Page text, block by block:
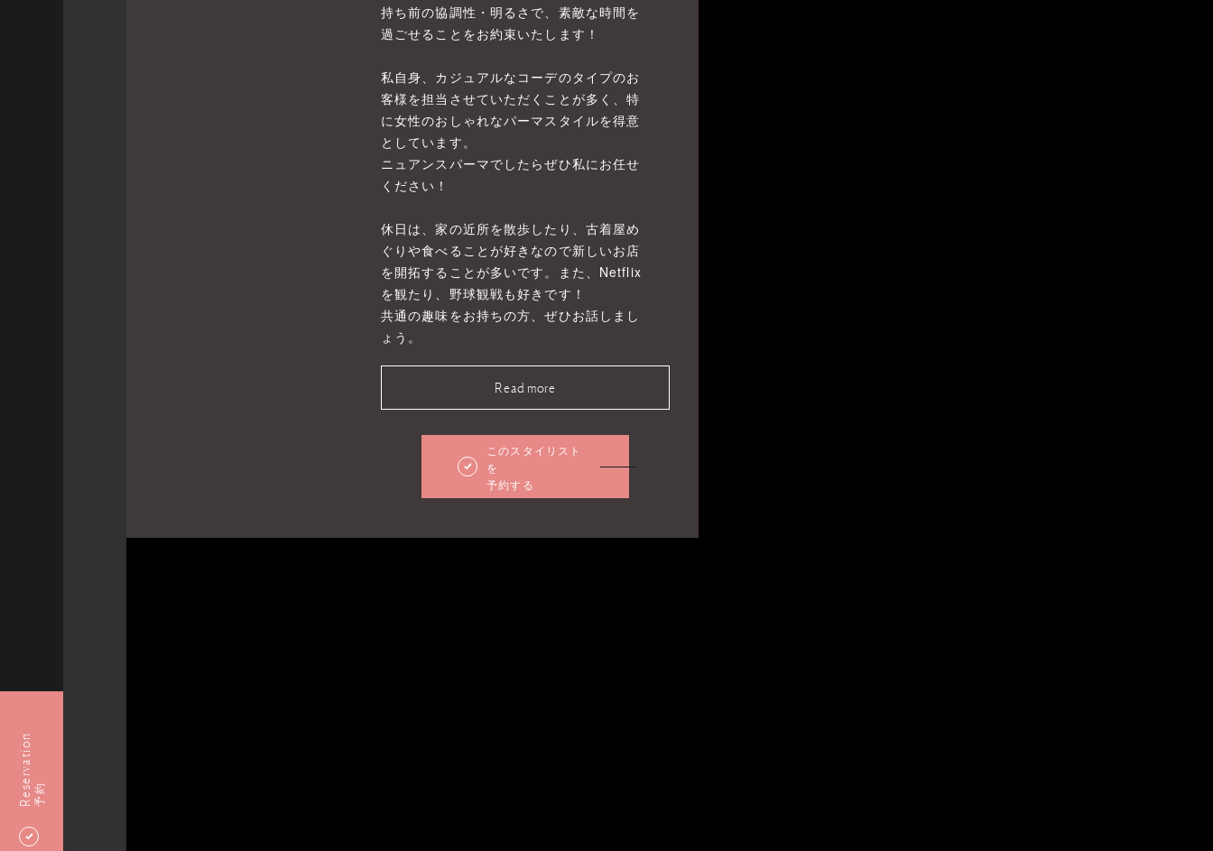
Reservation予約
持ち前の協調性・明るさで、素敵な時間を
過ごせることをお約束いたします！
私自身、カジュアルなコーデのタイプのお
客様を担当させていただくことが多く、特
に女性のおしゃれなパーマスタイルを得意
としています。
ニュアンスパーマでしたらぜひ私にお任せ
ください！
休日は、家の近所を散歩したり、古着屋め
ぐりや食べることが好きなので新しいお店
を開拓することが多いです。また、Netflix
を観たり、野球観戦も好きです！
共通の趣味をお持ちの方、ぜひお話しまし
ょう。
Read more
このスタイリスト
を
予約する